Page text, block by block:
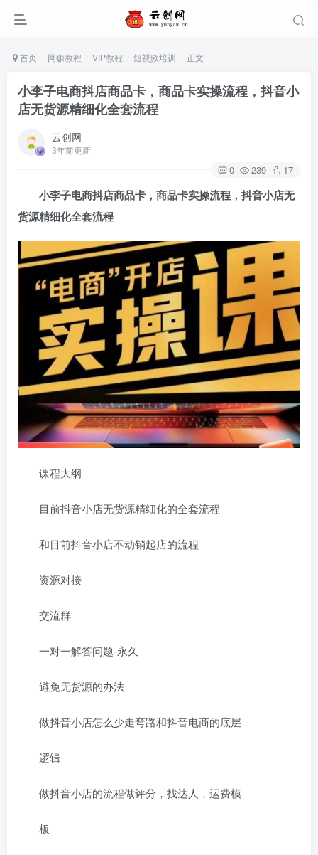
首页 网赚教程 VIP教程 短视频培训 正文
小李子电商抖店商品卡，商品卡实操流程，抖音小
店无货源精细化全套流程
云创网
3年前更新
0 239 17
小李子电商抖店商品卡，商品卡实操流程，抖音小店无
货源精细化全套流程
课程大纲
目前抖音小店无货源精细化的全套流程
和目前抖音小店不动销起店的流程
资源对接
交流群
一对一解答问题-永久
避免无货源的办法
做抖音小店怎么少走弯路和抖音电商的底层
逻辑
做抖音小店的流程做评分，找达人，运费模
板